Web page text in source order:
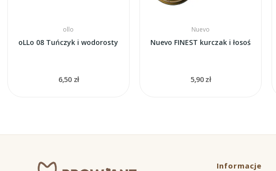
ollo
oLLo 08 Tuńczyk i wodorosty
6,50 zł
Nuevo
Nuevo FINEST kurczak i łosoś
5,90 zł
Informacje